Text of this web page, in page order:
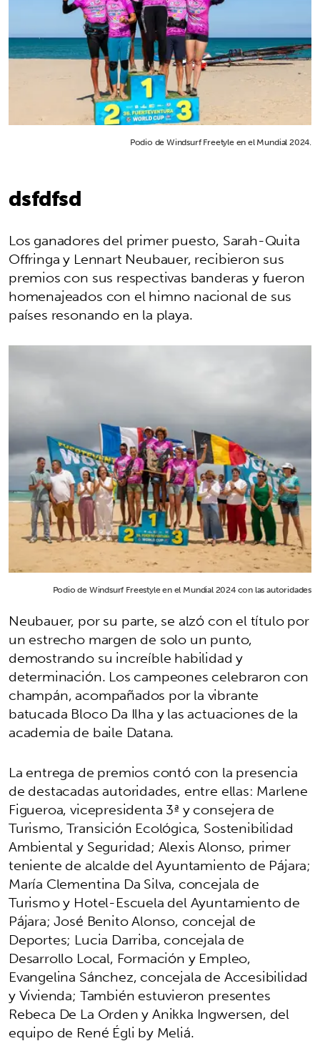
Podio de Windsurf Freetyle en el Mundial 2024.
dsfdfsd
Los ganadores del primer puesto, Sarah-Quita
Offringa y Lennart Neubauer, recibieron sus
premios con sus respectivas banderas y fueron
homenajeados con el himno nacional de sus
países resonando en la playa.
Podio de Windsurf Freestyle en el Mundial 2024 con las autoridades
Neubauer, por su parte, se alzó con el título por
un estrecho margen de solo un punto,
demostrando su increíble habilidad y
determinación. Los campeones celebraron con
champán, acompañados por la vibrante
batucada Bloco Da Ilha y las actuaciones de la
academia de baile Datana.
La entrega de premios contó con la presencia
de destacadas autoridades, entre ellas: Marlene
Figueroa, vicepresidenta 3ª y consejera de
Turismo, Transición Ecológica, Sostenibilidad
Ambiental y Seguridad; Alexis Alonso, primer
teniente de alcalde del Ayuntamiento de Pájara;
María Clementina Da Silva, concejala de
Turismo y Hotel-Escuela del Ayuntamiento de
Pájara; José Benito Alonso, concejal de
Deportes; Lucia Darriba, concejala de
Desarrollo Local, Formación y Empleo,
Evangelina Sánchez, concejala de Accesibilidad
y Vivienda; También estuvieron presentes
Rebeca De La Orden y Anikka Ingwersen, del
equipo de René Égli by Meliá.